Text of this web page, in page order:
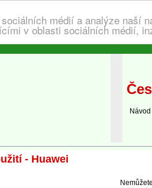
médií a analýze naší
v oblasti sociálních médií,
Návod
- Huawei